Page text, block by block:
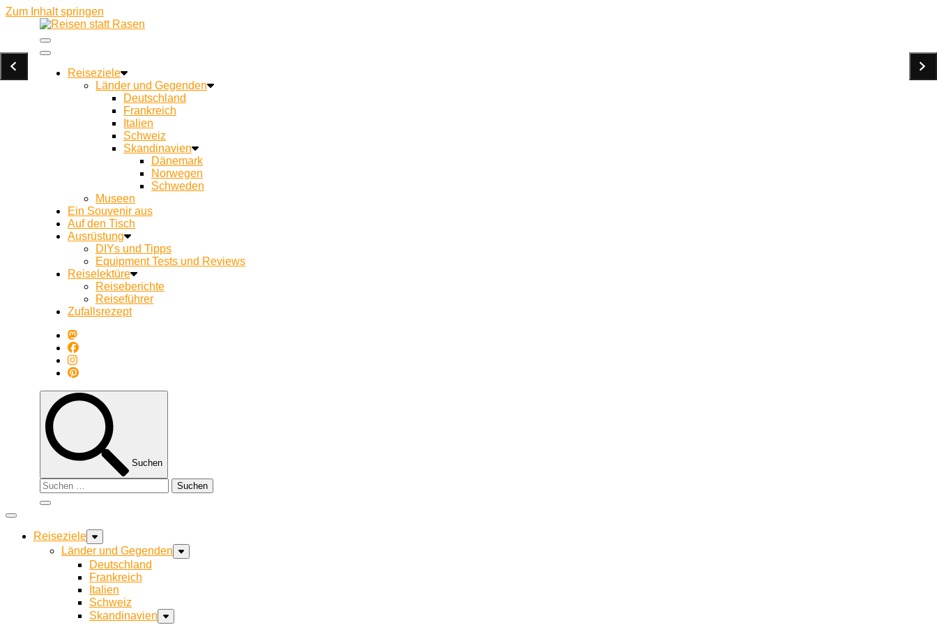
Zum Inhalt springen
Reisen statt Rasen
Reiseziele
Länder und Gegenden
Deutschland
Frankreich
Italien
Schweiz
Skandinavien
Dänemark
Norwegen
Schweden
Museen
Ein Souvenir aus
Auf den Tisch
Ausrüstung
DIYs und Tipps
Equipment Tests und Reviews
Reiselektüre
Reiseberichte
Reiseführer
Zufallsrezept
Suchen
Suchen
nach:
Reiseziele
Länder und Gegenden
Deutschland
Frankreich
Italien
Schweiz
Skandinavien